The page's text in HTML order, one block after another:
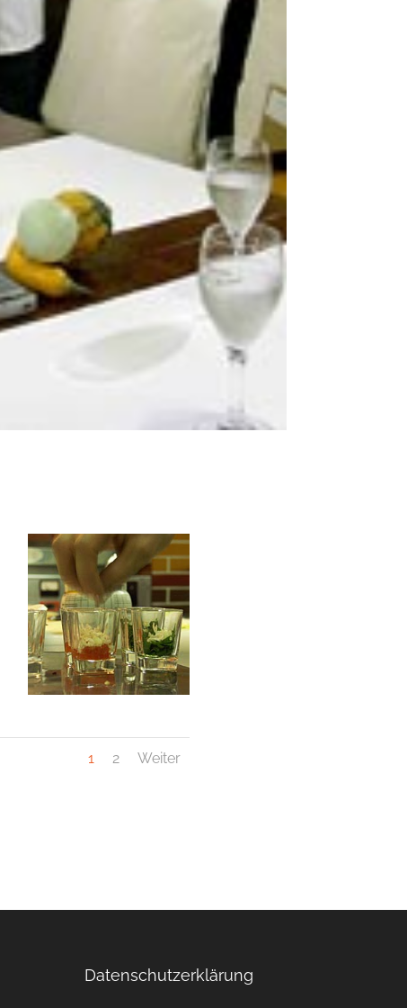
1 2 Weiter
Datenschutzerklärung